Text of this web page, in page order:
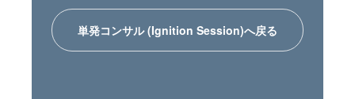
単発コンサル (Ignition Session)へ戻る